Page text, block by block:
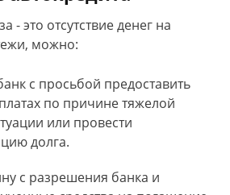
- это отсутствие денег на
можно:
с просьбой предоставить
по причине тяжелой
или провести
долга.
с разрешения банка и